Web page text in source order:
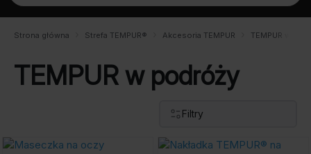
Strona główna Strefa TEMPUR® Akcesoria TEMPUR TEMPUR w
TEMPUR w podróży
Filtry